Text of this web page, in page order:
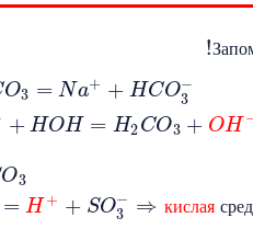
!Запо
O3 = Na+ + HCO−
3
+ HOH = H2CO3 + OH
O3
= H + + SO−
3
⇒ кислая сред